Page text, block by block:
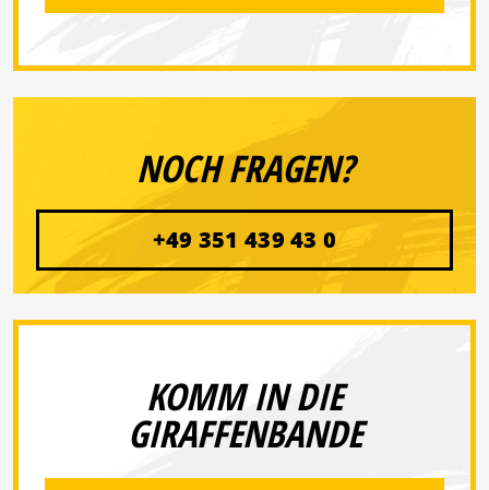
NOCH FRAGEN?
+49 351 439 43 0
KOMM IN DIE
GIRAFFENBANDE